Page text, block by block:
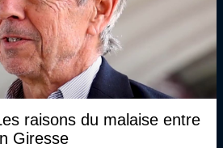
raisons du malaise entre
Giresse